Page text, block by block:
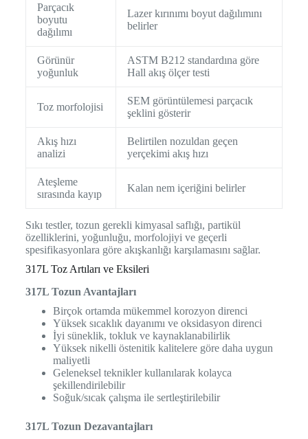
Parçacık
boyutu
dağılımı
Lazer kırınımı boyut dağılımını
belirler
Görünür
yoğunluk
ASTM B212 standardına göre
Hall akış ölçer testi
Toz morfolojisi
SEM görüntülemesi parçacık
şeklini gösterir
Akış hızı
analizi
Belirtilen nozuldan geçen
yerçekimi akış hızı
Ateşleme
sırasında kayıp
Kalan nem içeriğini belirler
Sıkı testler, tozun gerekli kimyasal saflığı, partikül
özelliklerini, yoğunluğu, morfolojiyi ve geçerli
spesifikasyonlara göre akışkanlığı karşılamasını sağlar.
317L Toz Artıları ve Eksileri
317L Tozun Avantajları
Birçok ortamda mükemmel korozyon direnci
Yüksek sıcaklık dayanımı ve oksidasyon direnci
İyi süneklik, tokluk ve kaynaklanabilirlik
Yüksek nikelli östenitik kalitelere göre daha uygun
maliyetli
Geleneksel teknikler kullanılarak kolayca
şekillendirilebilir
Soğuk/sıcak çalışma ile sertleştirilebilir
317L Tozun Dezavantajları